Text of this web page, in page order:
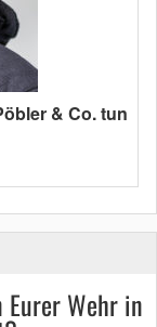
& Co. tun
Wehr in